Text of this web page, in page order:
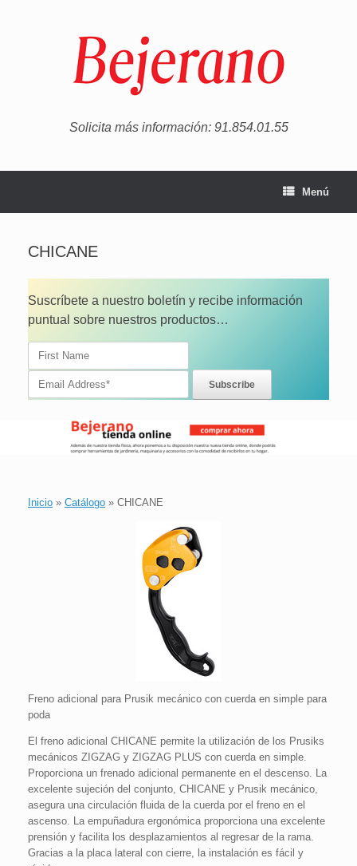
Solicita más información: 91.854.01.55
Menú
CHICANE
Suscríbete a nuestro boletín y recibe información
puntual sobre nuestros productos…
Inicio » Catálogo » CHICANE
Freno adicional para Prusik mecánico con cuerda en simple para
poda
El freno adicional CHICANE permite la utilización de los Prusiks
mecánicos ZIGZAG y ZIGZAG PLUS con cuerda en simple.
Proporciona un frenado adicional permanente en el descenso. La
excelente sujeción del conjunto, CHICANE y Prusik mecánico,
asegura una circulación fluida de la cuerda por el freno en el
ascenso. La empuñadura ergonómica proporciona una excelente
prensión y facilita los desplazamientos al regresar de la rama.
Gracias a la placa lateral con cierre, la instalación es fácil y